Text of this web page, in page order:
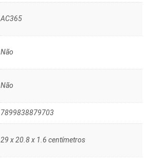
‎AC365
‎Não
‎Não
‎7899838879703
29 x 20.8 x 1.6 centímetros